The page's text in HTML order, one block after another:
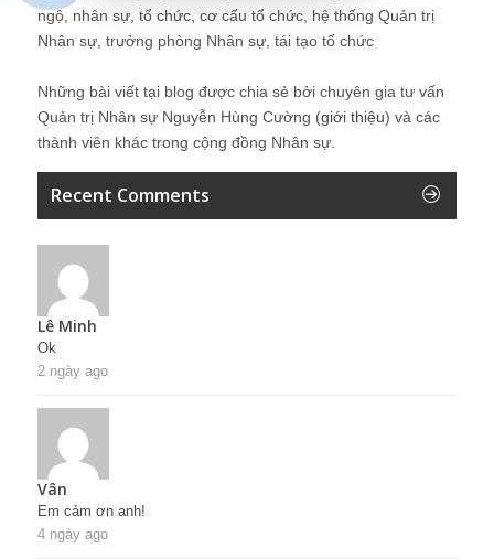
ngộ, nhân sự, tổ chức, cơ cấu tổ chức, hệ thống Quản trị
Nhân sự, trưởng phòng Nhân sự, tái tạo tổ chức
Những bài viết tại blog được chia sẻ bởi chuyên gia tư vấn
Quản trị Nhân sự Nguyễn Hùng Cường (giới thiệu) và các
thành viên khác trong cộng đồng Nhân sự.
Recent Comments
Lê Minh
Ok
2 ngày ago
Vân
Em cảm ơn anh!
4 ngày ago